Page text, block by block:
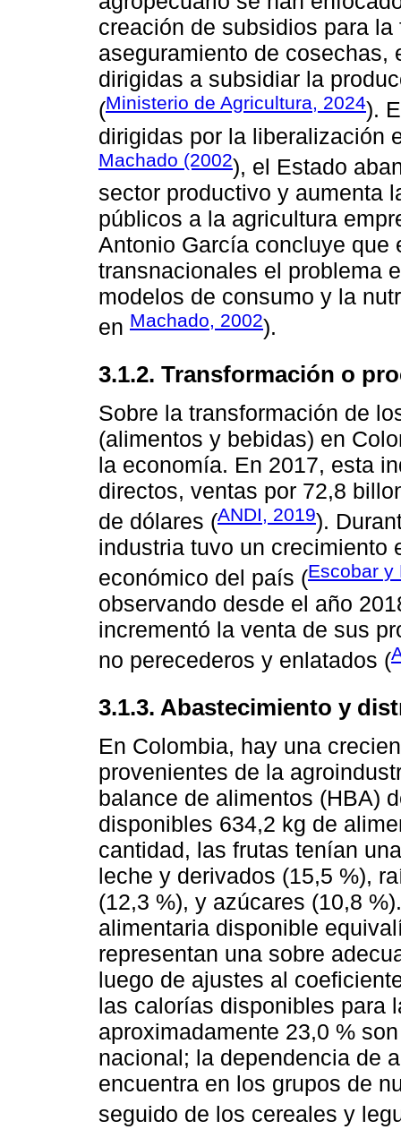
creación de subsidios para
aseguramiento de cosechas,
dirigidas a subsidiar la
(Ministerio de Agricultura, 2024).
dirigidas por la liberalización
Machado (2002), el Estado
sector productivo y aumenta
públicos a la agricultura
Antonio García concluye que
transnacionales el problema
modelos de consumo y la
en Machado, 2002).
3.1.2. Transformación o
Sobre la transformación de
(alimentos y bebidas) en
la economía. En 2017, esta
directos, ventas por 72,8
de dólares (ANDI, 2019).
industria tuvo un crecimiento
económico del país (Escobar y
observando desde el año
incrementó la venta de sus
no perecederos y enlatados (
3.1.3. Abastecimiento y
En Colombia, hay una
provenientes de la
balance de alimentos (HBA)
disponibles 634,2 kg de
cantidad, las frutas tenían
leche y derivados (15,5 %),
(12,3 %), y azúcares (10,8
alimentaria disponible
representan una sobre
luego de ajustes al
las calorías disponibles para
aproximadamente 23,0 %
nacional; la dependencia de
encuentra en los grupos de
seguido de los cereales y